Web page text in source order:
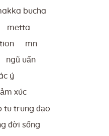
bucha
metta
mn
ngũ uẩn
ý
xúc
tu trung đạo
đời sống